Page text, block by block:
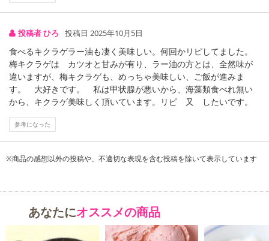
お酒のおつまみに！
きくらげのコリコリした食感と梅のさわやかな味と
鰹節を使い絶妙な味わいになっております。
投稿者 ひろ 投稿日 2025年10月5日
食べるキクラゲラー油も凄く美味しい。何回かリピしてました。
梅キクラゲは カツオと甘みが有り、ラー油の方とは、全然味が
違いますが、梅キクラゲも、めっちゃ美味しい、ご飯が進みま
す。 大好きです。 私は甲状腺が悪いから、海藻類食べれ無い
から、キクラゲ美味しく頂いています。リピ 又 したいです。
参考になった
※商品の感想以外の投稿や、不適切な表現を含む投稿を除いて表示しています
あなたにオススメの商品